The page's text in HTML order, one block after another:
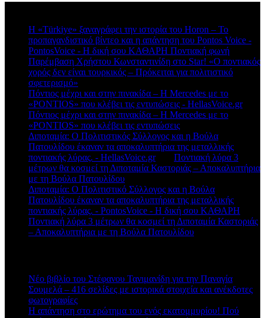
Η «Türkiye» ξαναγράφει την ιστορία του Horon – Το
προπαγανδιστικό βίντεο και η απάντηση του Pontos Voice -
PontosVoice - H δική σου ΚΑΘΑΡΗ Ποντιακή φωνή
Παρέμβαση Χρήστου Κωνσταντινίδη στο Star! «Ο ποντιακός
χορός δεν είναι τουρκικός – Πρόκειται για πολιτιστικό
σφετερισμό»
Πόντιος μέχρι και στην πινακίδα – Η Mercedes με το
«PONTIOS» που κλέβει τις εντυπώσεις - HellasVoice.grστο
Πόντιος μέχρι και στην πινακίδα – Η Mercedes με το
«PONTIOS» που κλέβει τις εντυπώσεις
Διποταμία: Ο Πολιτιστικός Σύλλογος και η Βούλα
Πατουλίδου έκαναν τα αποκαλυπτήρια της μεταλλικής
ποντιακής λύρας. - HellasVoice.grστο Ποντιακή λύρα 3
μέτρων θα κοσμεί τη Διποταμία Καστοριάς – Αποκαλυπτήρια
με τη Βούλα Πατουλίδου
Διποταμία: Ο Πολιτιστικό Σύλλογος και η Βούλα
Πατουλίδου έκαναν τα αποκαλυπτήρια της μεταλλικής
ποντιακής λύρας. - PontosVoice - H δική σου ΚΑΘΑΡΗ
Ποντιακή λύρα 3 μέτρων θα κοσμεί τη Διποταμία Καστοριάς
– Αποκαλυπτήρια με τη Βούλα Πατουλίδου
Νέο βιβλίο του Στέφανου Τανιμανίδη για την Παναγία
Σουμελά – 416 σελίδες με ιστορικά στοιχεία και ανέκδοτες
φωτογραφίες
Η απάντηση στο ερώτημα του ενός εκατομμυρίου! Πού